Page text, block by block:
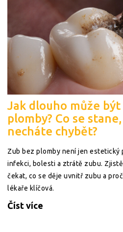
Jak dlouho může být
plomby? Co se
necháte chybět?
Zub bez plomby není jen estetický
infekci, bolesti a ztrátě zubu.
čekat, co se děje uvnitř zubu a
lékaře klíčová.
Číst více